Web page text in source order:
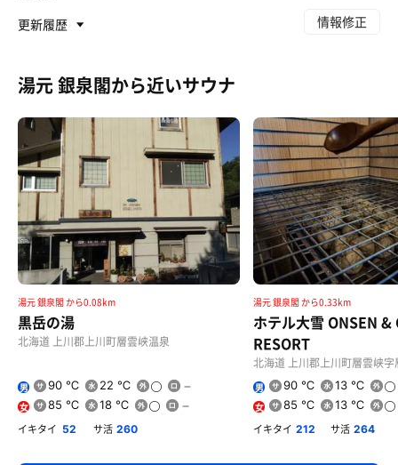
更新履歴
情報修正
湯元 銀泉閣から近いサウナ
湯元 銀泉閣 から0.08km
黒岳の湯
北海道 上川郡上川町層雲峡温泉
男 90 ℃ 22 ℃
女 85 ℃ 18 ℃
イキタイ 52 サ活 260
湯元 銀泉閣 から0.33km
ホテル大雪 ONSEN &
RESORT
北海道 上川郡上川町層雲峡字
男 90 ℃ 13 ℃
女 85 ℃ 13 ℃
イキタイ 212 サ活 264